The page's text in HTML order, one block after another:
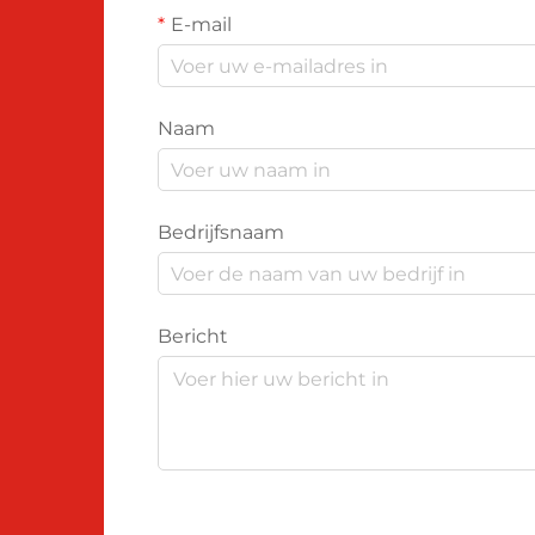
E-mail
Naam
Bedrijfsnaam
Bericht